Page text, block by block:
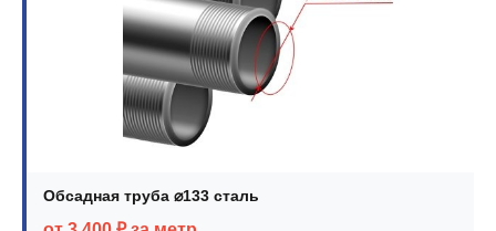
Обсадная труба ⌀133 сталь